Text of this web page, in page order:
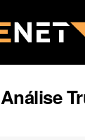
Análise